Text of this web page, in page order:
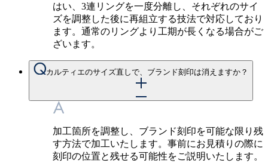
はい、3連リングを一度分離し、それぞれのサイ
ズを調整した後に再組立する技法で対応しており
ます。通常のリングより工期が長くなる場合がご
ざいます。
カルティエのサイズ直しで、ブランド刻印は消えますか？
加工箇所を調整し、ブランド刻印を可能な限り残
す方法で加工いたします。事前にお見積りの際に
刻印の位置と残せる可能性をご説明いたします。